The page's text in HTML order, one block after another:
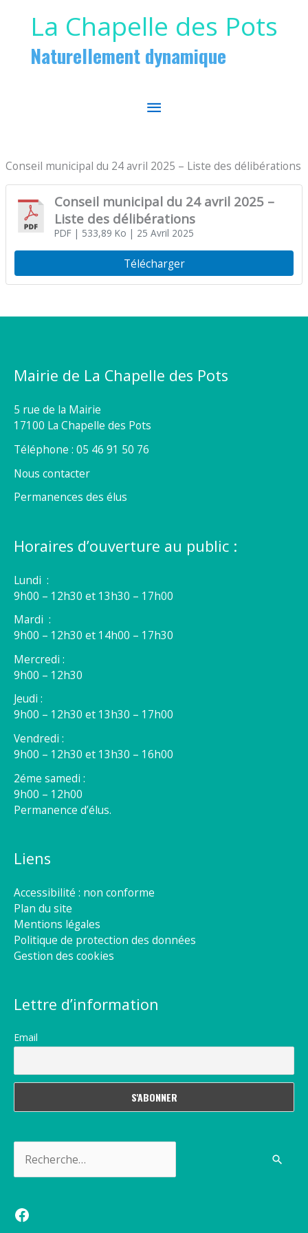
La Chapelle des Pots
Naturellement dynamique
MENU
Conseil municipal du 24 avril 2025 – Liste des délibérations
Conseil municipal du 24 avril 2025 –
Liste des délibérations
PDF| 533,89 Ko | 25 Avril 2025
Télécharger
Mairie de La Chapelle des Pots
5 rue de la Mairie
17100 La Chapelle des Pots
Téléphone : 05 46 91 50 76
Nous contacter
Permanences des élus
Horaires d’ouverture au public :
Lundi :
9h00 – 12h30 et 13h30 – 17h00
Mardi :
9h00 – 12h30 et 14h00 – 17h30
Mercredi :
9h00 – 12h30
Jeudi :
9h00 – 12h30 et 13h30 – 17h00
Vendredi :
9h00 – 12h30 et 13h30 – 16h00
2éme samedi :
9h00 – 12h00
Permanence d’élus.
Liens
Accessibilité : non conforme
Plan du site
Mentions légales
Politique de protection des données
Gestion des cookies
Lettre d’information
Email
Facebook